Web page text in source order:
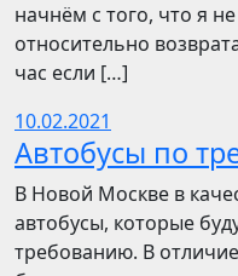
начнём с того, что я
относительно
час если […]
10.02.2021
Автобусы по
В Новой Москве в
автобусы, которые
требованию. В